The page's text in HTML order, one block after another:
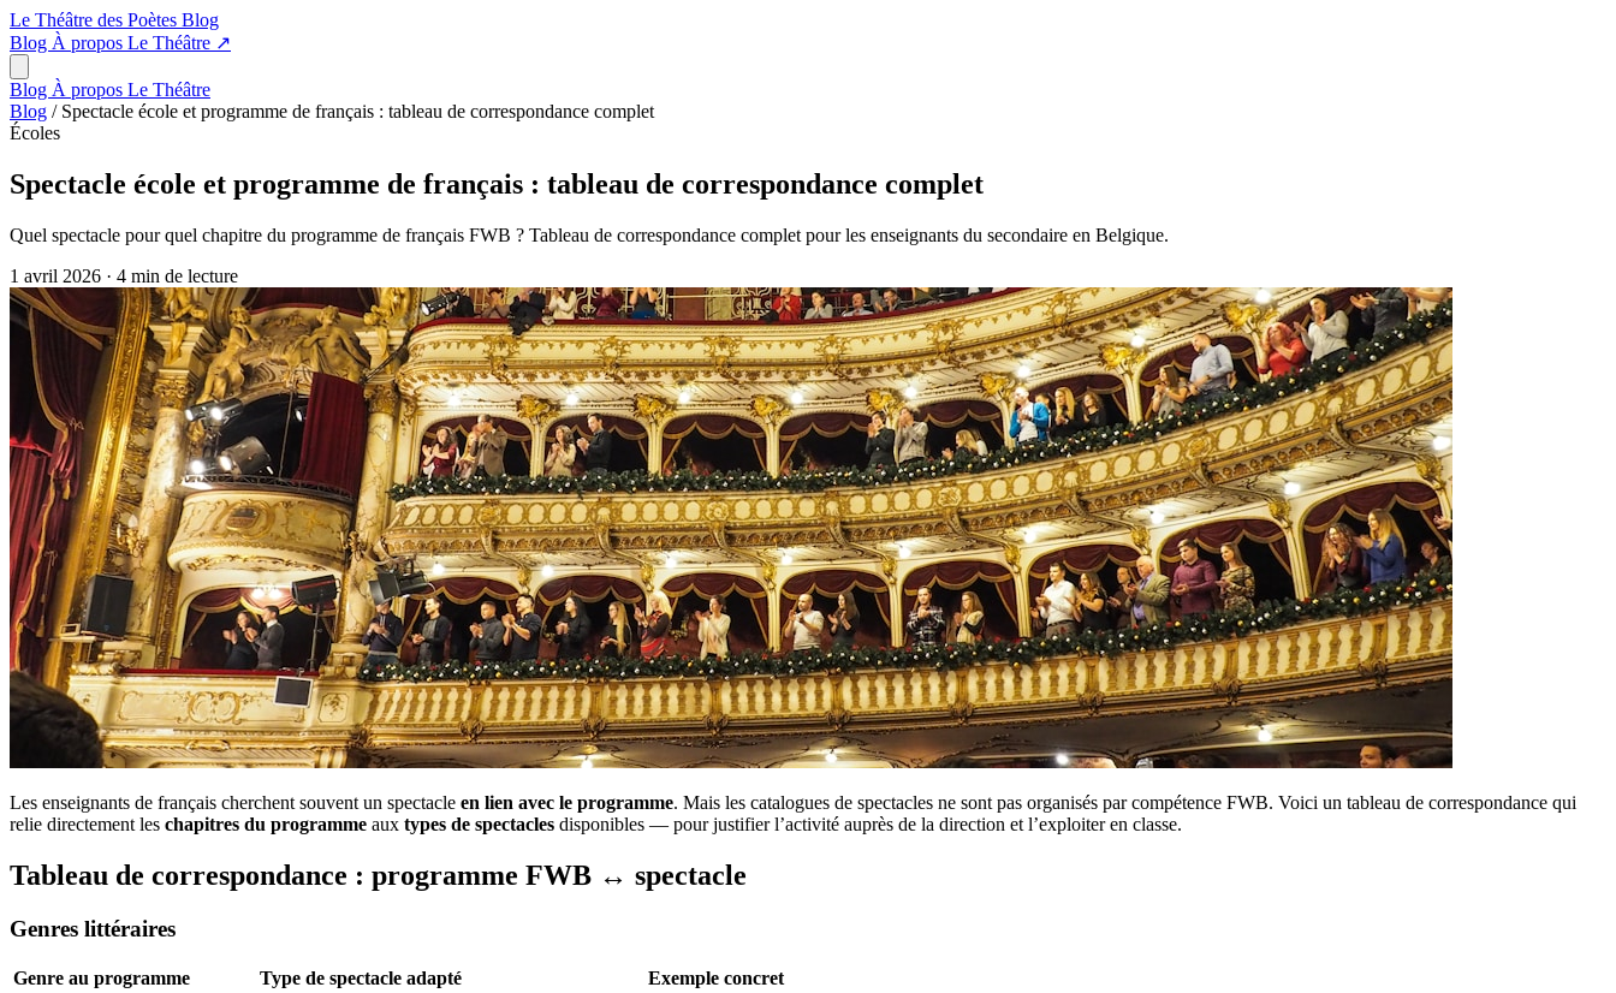
Le Théâtre des Poètes Blog
Blog À propos Le Théâtre ↗
Blog À propos Le Théâtre
Blog / Spectacle école et programme de français : tableau de correspondance complet
Écoles
Spectacle école et programme de français : tableau de correspondance complet
Quel spectacle pour quel chapitre du programme de français FWB ? Tableau de correspondance complet pour les enseignants du secondaire en Belgique.
1 avril 2026 · 4 min de lecture
Les enseignants de français cherchent souvent un spectacle en lien avec le programme. Mais les catalogues de spectacles ne sont pas organisés par compétence FWB. Voici un tableau de correspondance qui
relie directement les chapitres du programme aux types de spectacles disponibles — pour justifier l’activité auprès de la direction et l’exploiter en classe.
Tableau de correspondance : programme FWB ↔ spectacle
Genres littéraires
Genre au programme Type de spectacle adapté
Exemple concret